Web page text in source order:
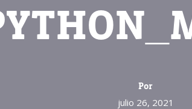
Por
julio 26, 2021